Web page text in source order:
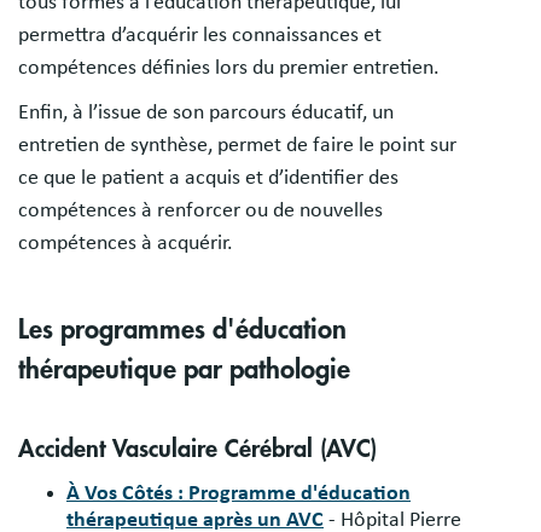
permettra d’acquérir les connaissances et
compétences définies lors du premier entretien.
Enfin, à l’issue de son parcours éducatif, un
entretien de synthèse, permet de faire le point sur
ce que le patient a acquis et d’identifier des
compétences à renforcer ou de nouvelles
compétences à acquérir.
Les programmes d'éducation
thérapeutique par pathologie
Accident Vasculaire Cérébral (AVC)
À Vos Côtés : Programme d'éducation
thérapeutique après un AVC - Hôpital Pierre